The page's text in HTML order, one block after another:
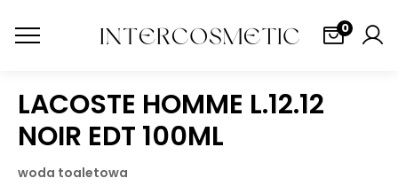
0
LACOSTE HOMME L.12.12
NOIR EDT 100ML
woda toaletowa